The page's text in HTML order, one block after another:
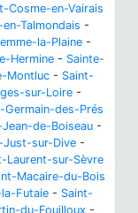
Cosme-en-Vairais
Talmondais -
la-Plaine -
Hermine - Sainte-
Montluc - Saint-
sur-Loire -
Germain-des-Prés
Jean-de-Boiseau -
Just-sur-Dive -
Laurent-sur-Sèvre
Macaire-du-Bois
Futaie - Saint-
du-Fouilloux -